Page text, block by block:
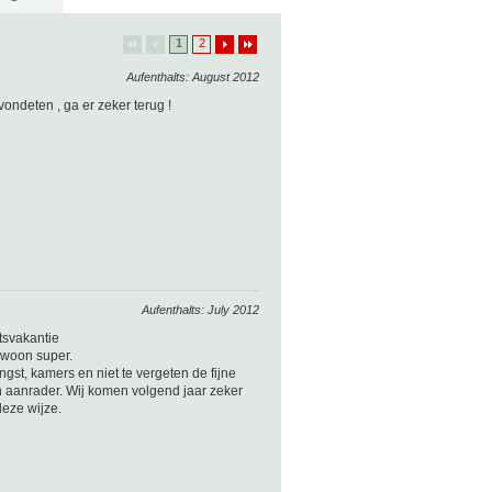
1 2
Aufenthalts: August 2012
, ga er zeker terug !
Aufenthalts: July 2012
super.
kamers en niet te vergeten de fijne
Wij komen volgend jaar zeker
wijze.